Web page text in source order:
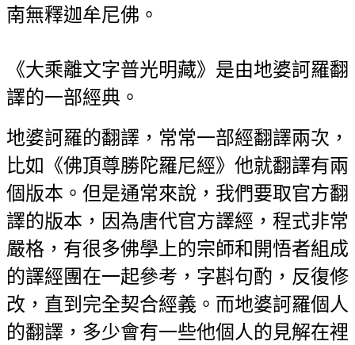
南無釋迦牟尼佛。
《大乘離文字普光明藏》是由地婆訶羅翻
譯的一部經典。
地婆訶羅的翻譯，常常一部經翻譯兩次，
比如《佛頂尊勝陀羅尼經》他就翻譯有兩
個版本。但是通常來說，我們要取官方翻
譯的版本，因為唐代官方譯經，程式非常
嚴格，有很多佛學上的宗師和開悟者組成
的譯經團在一起參考，字斟句酌，反復修
改，直到完全契合經義。而地婆訶羅個人
的翻譯，多少會有一些他個人的見解在裡